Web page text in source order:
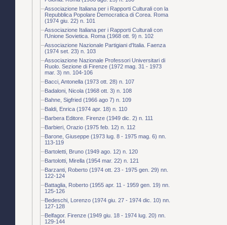
Associazione Italiana per i Rapporti Culturali con la
Repubblica Popolare Democratica di Corea. Roma
(1974 giu. 22) n. 101
Associazione Italiana per i Rapporti Culturali con
l'Unione Sovietica. Roma (1968 ott. 9) n. 102
Associazione Nazionale Partigiani d'Italia. Faenza
(1974 set. 23) n. 103
Associazione Nazionale Professori Universitari di
Ruolo. Sezione di Firenze (1972 mag. 31 - 1973
mar. 3) nn. 104-106
Bacci, Antonella (1973 ott. 28) n. 107
Badaloni, Nicola (1968 ott. 3) n. 108
Bahne, Sigfried (1966 ago 7) n. 109
Baldi, Enrica (1974 apr. 18) n. 110
Barbera Editore. Firenze (1949 dic. 2) n. 111
Barbieri, Orazio (1975 feb. 12) n. 112
Barone, Giuseppe (1973 lug. 8 - 1975 mag. 6) nn.
113-119
Bartoletti, Bruno (1949 ago. 12) n. 120
Bartolotti, Mirella (1954 mar. 22) n. 121
Barzanti, Roberto (1974 ott. 23 - 1975 gen. 29) nn.
122-124
Battaglia, Roberto (1955 apr. 11 - 1959 gen. 19) nn.
125-126
Bedeschi, Lorenzo (1974 giu. 27 - 1974 dic. 10) nn.
127-128
Belfagor. Firenze (1949 giu. 18 - 1974 lug. 20) nn.
129-144